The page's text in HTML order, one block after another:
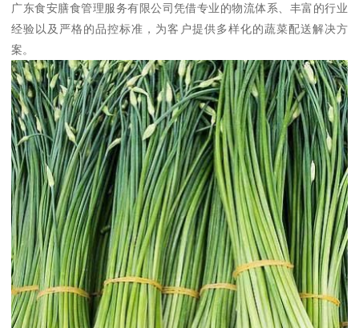
广东食安膳食管理服务有限公司凭借专业的物流体系、丰富的行业
经验以及严格的品控标准，为客户提供多样化的蔬菜配送解决方
案。